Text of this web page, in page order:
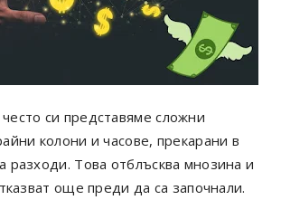
си представяме сложни
колони и часове, прекарани в
разходи. Това отблъсква мнозина и
още преди да са започнали.